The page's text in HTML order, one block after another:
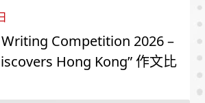
Competition 2026 –
Hong Kong” 作文比